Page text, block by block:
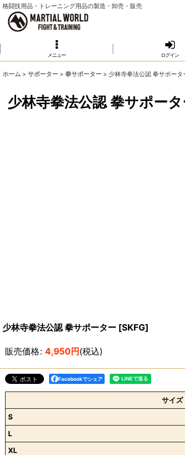
格闘技用品・トレーニング用品の製造・卸売・販売
メニュー ログイン
ホーム > サポーター > 拳サポーター > 少林寺拳法公認 拳サポータ
少林寺拳法公認 拳サポー
少林寺拳法公認 拳サポーター [SKFG]
販売価格: 4,950円(税込)
Facebookでシェア
サイズ
S
L
XL